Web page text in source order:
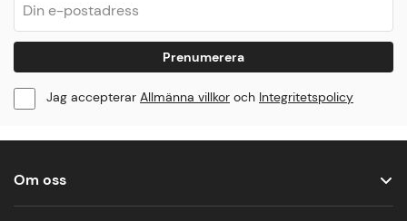
Prenumerera
Jag accepterar Allmänna villkor och Integritetspolicy
Om oss